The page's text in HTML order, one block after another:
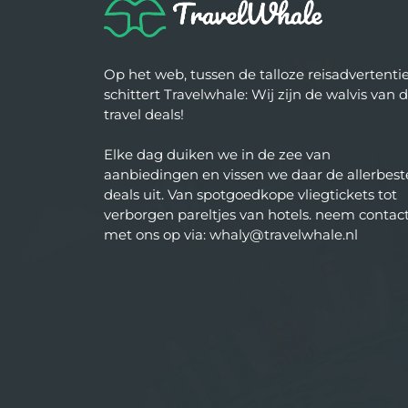
Op het web, tussen de talloze
schittert Travelwhale: Wij zijn de walvis van
travel deals!
Elke dag duiken we in de zee van
aanbiedingen en vissen we daar de
deals uit. Van spotgoedkope vliegtickets tot
verborgen pareltjes van hotels. neem
met ons op via: whaly@travelwhale.nl